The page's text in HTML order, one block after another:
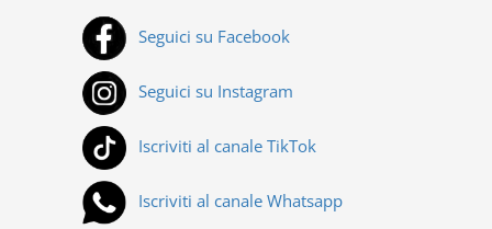
Seguici su Facebook
Seguici su Instagram
Iscriviti al canale TikTok
Iscriviti al canale Whatsapp